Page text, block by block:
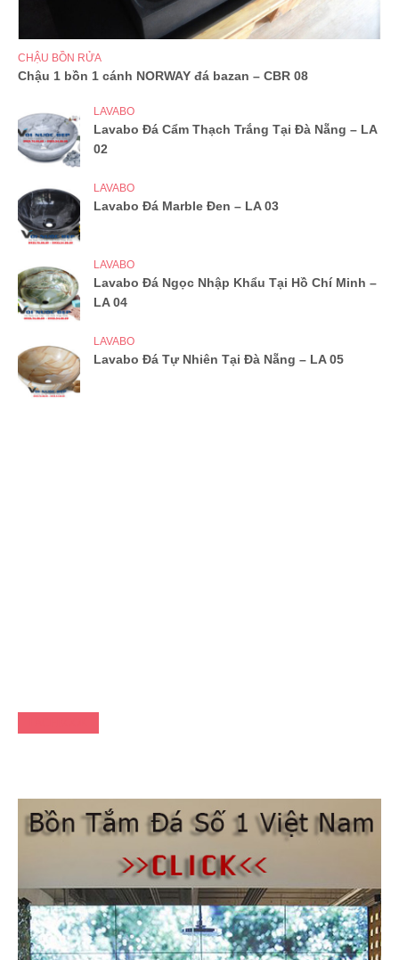
CHẬU BỒN RỬA
Chậu 1 bồn 1 cánh NORWAY đá bazan – CBR 08
LAVABO
Lavabo Đá Cẩm Thạch Trắng Tại Đà Nẵng – LA
02
LAVABO
Lavabo Đá Marble Đen – LA 03
LAVABO
Lavabo Đá Ngọc Nhập Khẩu Tại Hồ Chí Minh –
LA 04
LAVABO
Lavabo Đá Tự Nhiên Tại Đà Nẵng – LA 05